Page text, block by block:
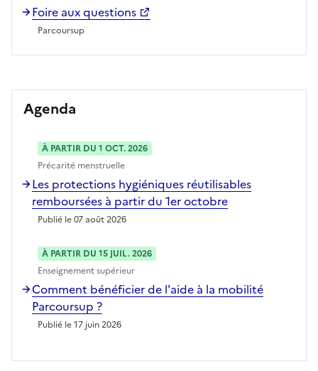
Foire aux questions
Parcoursup
Agenda
À PARTIR DU 1 OCT. 2026
Précarité menstruelle
Les protections hygiéniques réutilisables
remboursées à partir du 1er octobre
Publié le 07 août 2026
À PARTIR DU 15 JUIL. 2026
Enseignement supérieur
Comment bénéficier de l'aide à la mobilité
Parcoursup ?
Publié le 17 juin 2026